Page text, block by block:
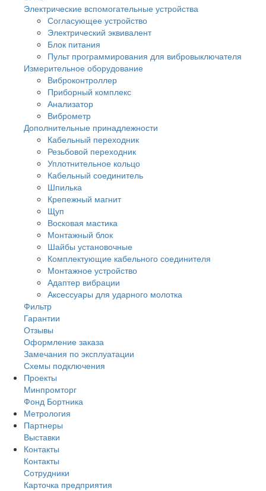
Электрические вспомогательные устройства
Согласующее устройство
Электрический эквивалент
Блок питания
Пульт программирования для вибровыключателя
Измерительное оборудование
Виброконтроллер
Приборный комплекс
Анализатор
Виброметр
Дополнительные принадлежности
Кабельный переходник
Резьбовой переходник
Уплотнительное кольцо
Кабельный соединитель
Шпилька
Крепежный магнит
Щуп
Восковая мастика
Монтажный блок
Шайбы установочные
Комплектующие кабельного соединителя
Монтажное устройство
Адаптер вибрации
Аксессуары для ударного молотка
Фильтр
Гарантии
Отзывы
Оформление заказа
Замечания по эксплуатации
Схемы подключения
Проекты
Минпромторг
Фонд Бортника
Метрология
Партнеры
Выставки
Контакты
Контакты
Сотрудники
Карточка предприятия